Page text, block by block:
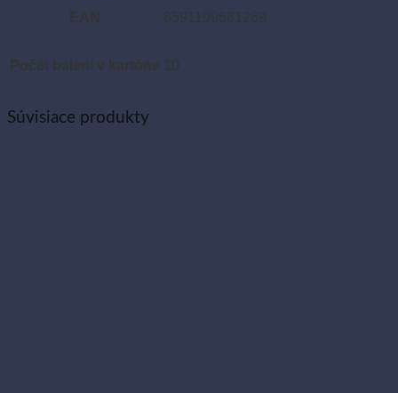
EAN 8591199681269
Počet balení v kartóne 10
Súvisiace produkty